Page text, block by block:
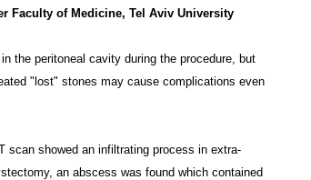
Faculty of Medicine, Tel Aviv University
the peritoneal cavity during the procedure, but
"lost" stones may cause complications even
scan showed an infiltrating process in extra-
an abscess was found which contained